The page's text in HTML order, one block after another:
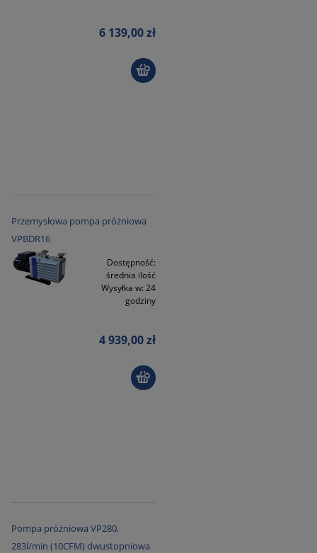
6 139,00 zł
Przemysłowa pompa próżniowa
VPBDR16
Dostępność:
średnia ilość
Wysyłka w: 24
godziny
4 939,00 zł
Pompa próżniowa VP280,
283l/min (10CFM) dwustopniowa